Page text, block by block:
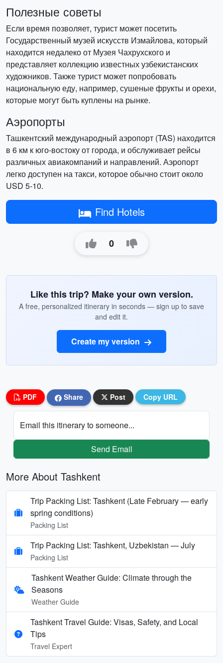
Полезные советы
Если время позволяет, турист может посетить
Государственный музей искусств Измайлова, который
находится недалеко от Музея Чахрухского и
представляет коллекцию известных узбекистанских
художников. Также турист может попробовать
национальную еду, например, сушеные фрукты и орехи,
которые могут быть куплены на рынке.
Аэропорты
Ташкентский международный аэропорт (TAS) находится
в 6 км к юго-востоку от города, и обслуживает рейсы
различных авиакомпаний и направлений. Аэропорт
легко доступен на такси, которое обычно стоит около
USD 5-10.
Find Hotels
0
Like this trip? Make your own version.
A free, personalized itinerary in seconds — sign up to save
and edit it.
Create my version
PDF Share Post Copy URL
Email this itinerary to someone...
Send Email
More About Tashkent
Trip Packing List: Tashkent (Late February — early
spring conditions)
Packing List
Trip Packing List: Tashkent, Uzbekistan — July
Packing List
Tashkent Weather Guide: Climate through the
Seasons
Weather Guide
Tashkent Travel Guide: Visas, Safety, and Local
Tips
Travel Expert